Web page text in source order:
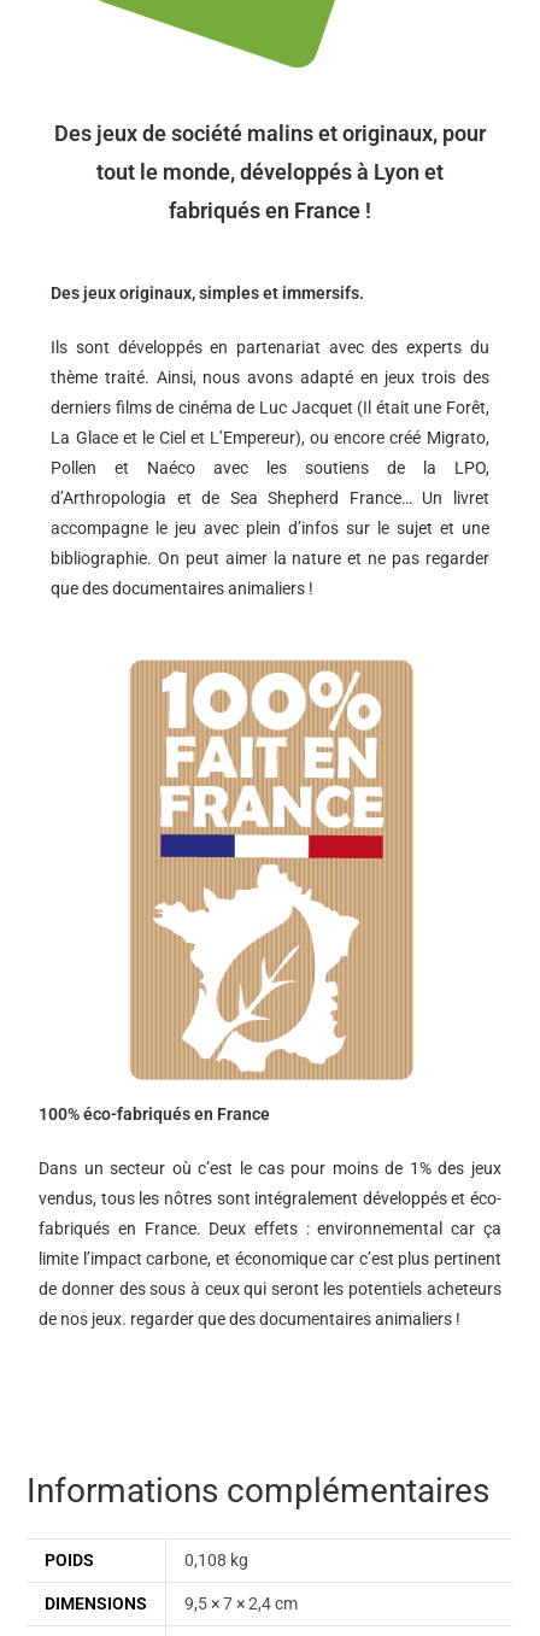
Des jeux de société malins et originaux, pour
tout le monde, développés à Lyon et
fabriqués en France !
Des jeux originaux, simples et immersifs.
Ils sont développés en partenariat avec des experts du
thème traité. Ainsi, nous avons adapté en jeux trois des
derniers films de cinéma de Luc Jacquet (Il était une Forêt,
La Glace et le Ciel et L’Empereur), ou encore créé Migrato,
Pollen et Naéco avec les soutiens de la LPO,
d’Arthropologia et de Sea Shepherd France… Un livret
accompagne le jeu avec plein d’infos sur le sujet et une
bibliographie. On peut aimer la nature et ne pas regarder
que des documentaires animaliers !
100% éco-fabriqués en France
Dans un secteur où c’est le cas pour moins de 1% des jeux
vendus, tous les nôtres sont intégralement développés et éco-
fabriqués en France. Deux effets : environnemental car ça
limite l’impact carbone, et économique car c’est plus pertinent
de donner des sous à ceux qui seront les potentiels acheteurs
de nos jeux. regarder que des documentaires animaliers !
Informations complémentaires
POIDS 0,108 kg
DIMENSIONS 9,5 × 7 × 2,4 cm